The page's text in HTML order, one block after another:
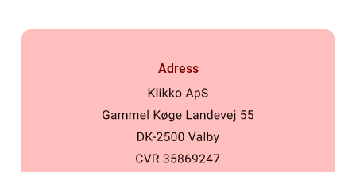
Adress